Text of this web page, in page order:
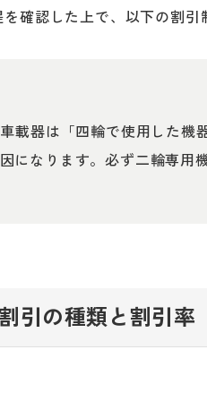
確認した上で、以下の割引
載器は「四輪で使用した機
になります。必ず二輪専用
引の種類と割引率